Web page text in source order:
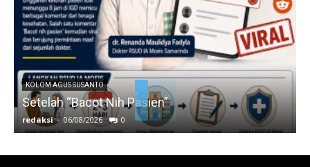
KOLOM AGUS SUSANTO
Setelah “Bacot Nih Pasien”
redaksi - 06/08/2026 0